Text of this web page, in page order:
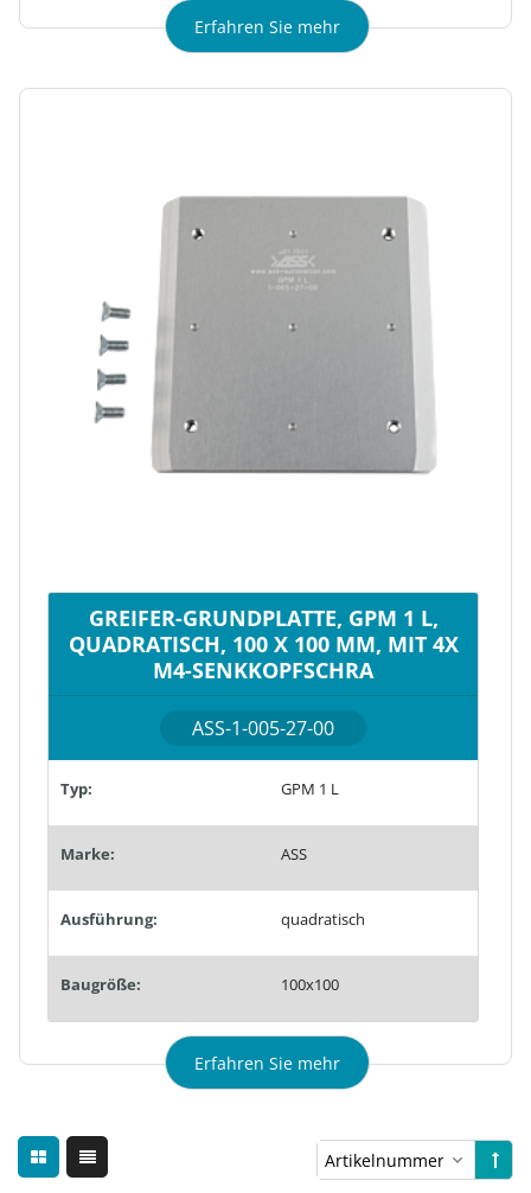
Erfahren Sie mehr
GREIFER-GRUNDPLATTE, GPM 1 L,
QUADRATISCH, 100 X 100 MM, MIT 4X
M4-SENKKOPFSCHRA
ASS-1-005-27-00
Typ: GPM 1 L
Marke: ASS
Ausführung: quadratisch
Baugröße: 100x100
Erfahren Sie mehr